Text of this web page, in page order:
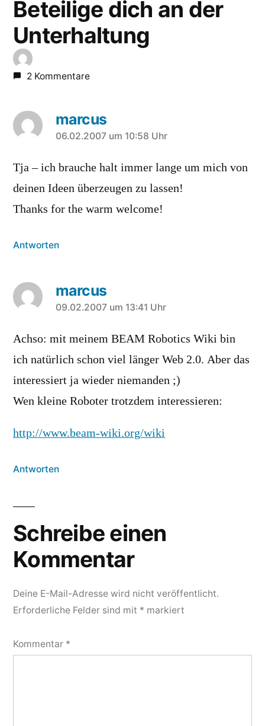
Beteilige dich an der
Unterhaltung
2 Kommentare
marcus
sagt:
06.02.2007 um 10:58 Uhr
Tja – ich brauche halt immer lange um mich von
deinen Ideen überzeugen zu lassen!
Thanks for the warm welcome!
Antworten
marcus
sagt:
09.02.2007 um 13:41 Uhr
Achso: mit meinem BEAM Robotics Wiki bin
ich natürlich schon viel länger Web 2.0. Aber das
interessiert ja wieder niemanden ;)
Wen kleine Roboter trotzdem interessieren:
http://www.beam-wiki.org/wiki
Antworten
Schreibe einen
Kommentar
Deine E-Mail-Adresse wird nicht veröffentlicht.
Erforderliche Felder sind mit * markiert
Kommentar *